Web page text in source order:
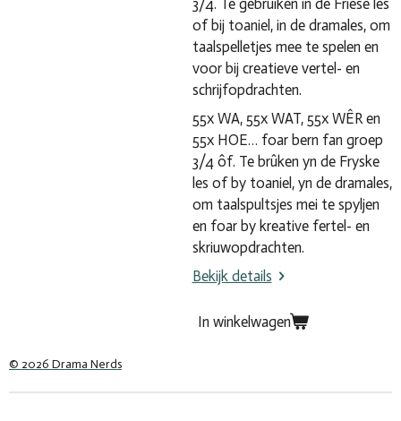
3/4. Te gebruiken in de Friese les
of bij toaniel , in de dramales, om
taalspelletjes mee te spelen en
voor bij creatieve vertel- en
schrijfopdrachten.
55x WA, 55x WAT, 55x WÊR en
55x HOE… foar bern fan groep
3/4 ôf. Te brûken yn de Fryske
les of by toaniel, yn de dramales,
om taalspultsjes mei te spyljen
en foar by kreative fertel- en
skriuwopdrachten.
Bekijk details
In winkelwagen
© 2026 Drama Nerds